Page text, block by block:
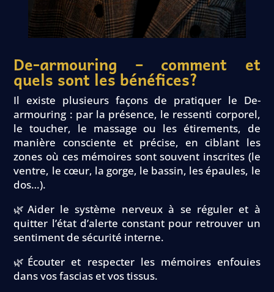
De-armouring – comment et
quels sont les bénéfices?
Il existe plusieurs façons de pratiquer le De-
armouring : par la présence, le ressenti corporel,
le toucher, le massage ou les étirements, de
manière consciente et précise, en ciblant les
zones où ces mémoires sont souvent inscrites (le
ventre, le cœur, la gorge, le bassin, les épaules, le
dos…).
🌿Aider le système nerveux à se réguler et à
quitter l’état d’alerte constant pour retrouver un
sentiment de sécurité interne.
🌿Écouter et respecter les mémoires enfouies
dans vos fascias et vos tissus.